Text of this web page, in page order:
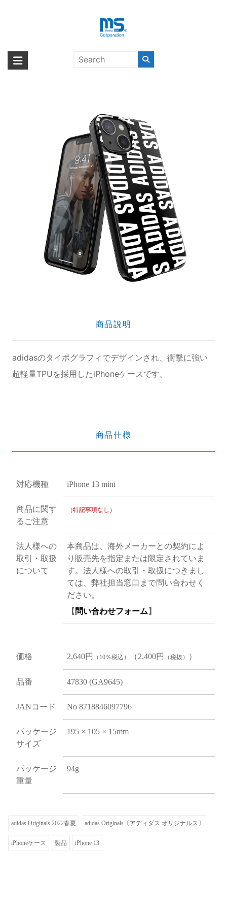
海外輸入ブランド商品｜株式会社
海外事業部が取り揃えている海外輸入商品には、日本では珍しい「海外ブ
ランド」をはじめ「ユニークな商品」「機能的な商品」「コストパフォー
Performance Logo iPhone 13 mini
商品説明
adidasのタイポグラフィでデザインされ、衝撃に強い
超軽量TPUを採用したiPhoneケースです。
商品仕様
対応機種 iPhone 13 mini
商品に関す
るご注意
（特記事項なし）
法人様への
取引・取扱
について
本商品は、海外メーカーとの契約によ
り販売先を指定または限定されていま
す。法人様への取引・取扱につきまし
ては、弊社担当窓口まで問い合わせく
ださい。
【 問い合わせフォーム 】
価格 2,640円 （10％税込） （2,400円 （税抜） ）
品番 47830 (GA9645)
JANコード No 8718846097796
パッケージ
サイズ
195 × 105 × 15mm
パッケージ
重量
94g
adidas Originals 2022春夏 adidas Originals〔アディダス オリジナルス〕
iPhoneケース 製品 iPhone 13